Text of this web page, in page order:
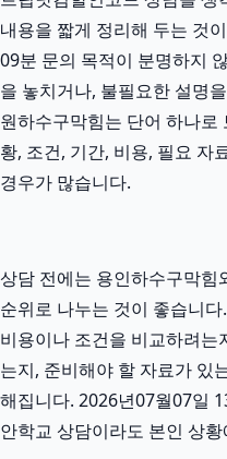
내용을 짧게 정리해 두는 것
09분 문의 목적이 분명하지
을 놓치거나, 불필요한 설명
원하수구막힘는 단어 하나
황, 조건, 기간, 비용, 필요 자
경우가 많습니다.
상담 전에는 용인하수구막힘
순위로 나누는 것이 좋습니
비용이나 조건을 비교하려는
는지, 준비해야 할 자료가 있
해집니다. 2026년07월07일
안학교 상담이라도 본인 상